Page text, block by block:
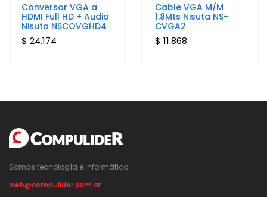
Conversor VGA a
HDMI Full HD + Audio
Nisuta NSCOVGHD4
$ 24.174
Cable VGA M/M
1.8Mts Nisuta NS-
CVGA2
$ 11.868
Somos tecnología e informática
web@compulider.com.ar